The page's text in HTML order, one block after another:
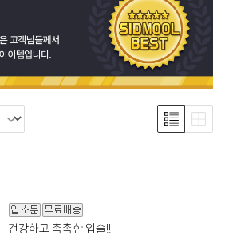
건강하고 촉촉한 입술!!